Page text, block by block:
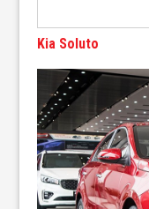
Kia Soluto